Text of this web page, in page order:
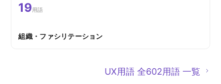
19用語
組織・ファシリテーション
UX用語 全602用語 一覧